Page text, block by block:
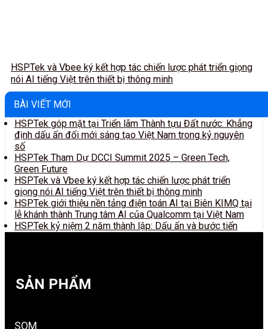
HSPTek và Vbee ký kết hợp tác chiến lược phát triển giọng
nói AI tiếng Việt trên thiết bị thông minh
BÀI VIẾT MỚI
HSPTek góp mặt tại Triển lãm Thành tựu Đất nước: Khẳng
định dấu ấn đổi mới sáng tạo Việt Nam trong kỷ nguyên
số
HSPTek Tham Dự DCCI Summit 2025 – Green Tech,
Green Future
HSPTek và Vbee ký kết hợp tác chiến lược phát triển
giọng nói AI tiếng Việt trên thiết bị thông minh
HSPTek giới thiệu nền tảng điện toán AI tại Biên KIMQ tại
lễ khánh thành Trung tâm AI của Qualcomm tại Việt Nam
HSPTek kỷ niệm 2 năm thành lập: Dấu ấn và bước tiến
SẢN PHẨM
SOM